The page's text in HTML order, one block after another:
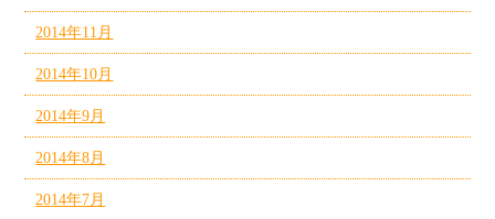
2014年11月
2014年10月
2014年9月
2014年8月
2014年7月